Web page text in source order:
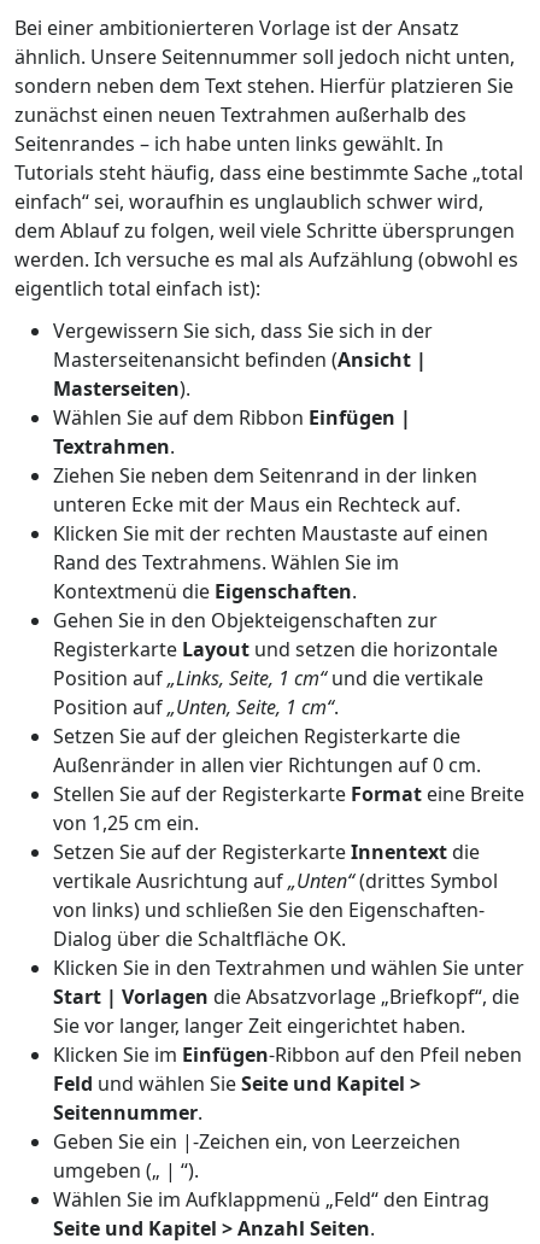
Bei einer ambitionierteren Vorlage ist der Ansatz
ähnlich. Unsere Seitennummer soll jedoch nicht unten,
sondern neben dem Text stehen. Hierfür platzieren Sie
zunächst einen neuen Textrahmen außerhalb des
Seitenrandes – ich habe unten links gewählt. In
Tutorials steht häufig, dass eine bestimmte Sache „total
einfach“ sei, woraufhin es unglaublich schwer wird,
dem Ablauf zu folgen, weil viele Schritte übersprungen
werden. Ich versuche es mal als Aufzählung (obwohl es
eigentlich total einfach ist):
Vergewissern Sie sich, dass Sie sich in der
Masterseitenansicht befinden (Ansicht |
Masterseiten).
Wählen Sie auf dem Ribbon Einfügen |
Textrahmen.
Ziehen Sie neben dem Seitenrand in der linken
unteren Ecke mit der Maus ein Rechteck auf.
Klicken Sie mit der rechten Maustaste auf einen
Rand des Textrahmens. Wählen Sie im
Kontextmenü die Eigenschaften.
Gehen Sie in den Objekteigenschaften zur
Registerkarte Layout und setzen die horizontale
Position auf„Links, Seite, 1 cm“und die vertikale
Position auf„Unten, Seite, 1 cm“.
Setzen Sie auf der gleichen Registerkarte die
Außenränder in allen vier Richtungen auf 0 cm.
Stellen Sie auf der Registerkarte Format eine Breite
von 1,25 cm ein.
Setzen Sie auf der RegisterkarteInnentextdie
vertikale Ausrichtung auf„Unten“(drittes Symbol
von links) und schließen Sie den Eigenschaften-
Dialog über die Schaltfläche OK.
Klicken Sie in den Textrahmen und wählen Sie unter
Start | Vorlagen die Absatzvorlage „Briefkopf“, die
Sie vor langer, langer Zeit eingerichtet haben.
Klicken Sie im Einfügen-Ribbon auf den Pfeil neben
Feld und wählen SieSeite und Kapitel >
Seitennummer.
Geben Sie ein |-Zeichen ein, von Leerzeichen
umgeben („ | “).
Wählen Sie im Aufklappmenü „Feld“ den Eintrag
Seite und Kapitel > Anzahl Seiten.